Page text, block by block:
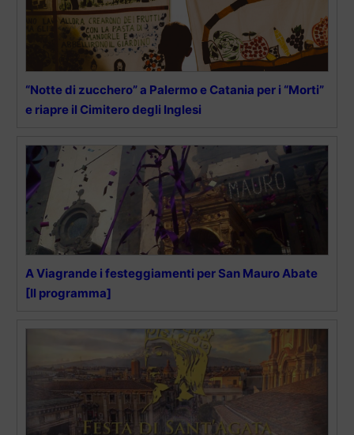
“Notte di zucchero” a Palermo e Catania per i “Morti”
e riapre il Cimitero degli Inglesi
A Viagrande i festeggiamenti per San Mauro Abate
[Il programma]